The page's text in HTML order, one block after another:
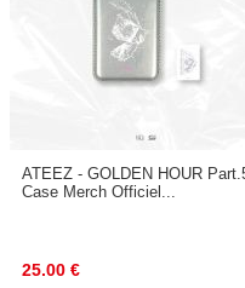
ATEEZ - GOLDEN HOUR
Case Merch Officiel...
25.00 €